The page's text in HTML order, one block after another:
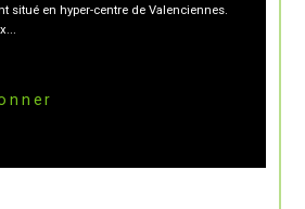
situé en hyper-centre de Valenciennes.